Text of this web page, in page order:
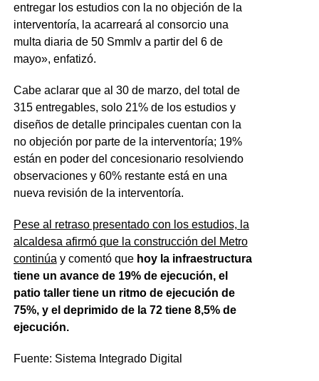
entregar los estudios con la no objeción de la
interventoría, la acarreará al consorcio una
multa diaria de 50 Smmlv a partir del 6 de
mayo», enfatizó.
Cabe aclarar que al 30 de marzo, del total de
315 entregables, solo 21% de los estudios y
diseños de detalle principales cuentan con la
no objeción por parte de la interventoría; 19%
están en poder del concesionario resolviendo
observaciones y 60% restante está en una
nueva revisión de la interventoría.
Pese al retraso presentado con los estudios, la
alcaldesa afirmó que la construcción del Metro
continúa y comentó que hoy la infraestructura
tiene un avance de 19% de ejecución, el
patio taller tiene un ritmo de ejecución de
75%, y el deprimido de la 72 tiene 8,5% de
ejecución.
Fuente: Sistema Integrado Digital